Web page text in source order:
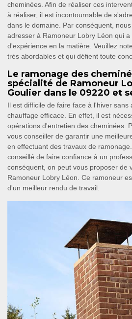
cheminées. Afin de réaliser ces
à réaliser, il est incontournable de
dans le domaine. Par conséquent,
adresser à Ramoneur Lobry Léon qui
d'expérience en la matière. Veuillez
très abordables et qui défient toute
Le ramonage des
spécialité de Ramoneur
Goulier dans le 09220 et
Il est difficile de faire face à l'hiver sans
chauffage efficace. En effet, il est
opérations d'entretien des cheminées.
vous conseiller de garantir une
en effectuant des travaux de
conseillé de faire confiance à un
conséquent, on peut vous proposer de
Ramoneur Lobry Léon. Ce ramoneur
d'un meilleur rendu de travail.